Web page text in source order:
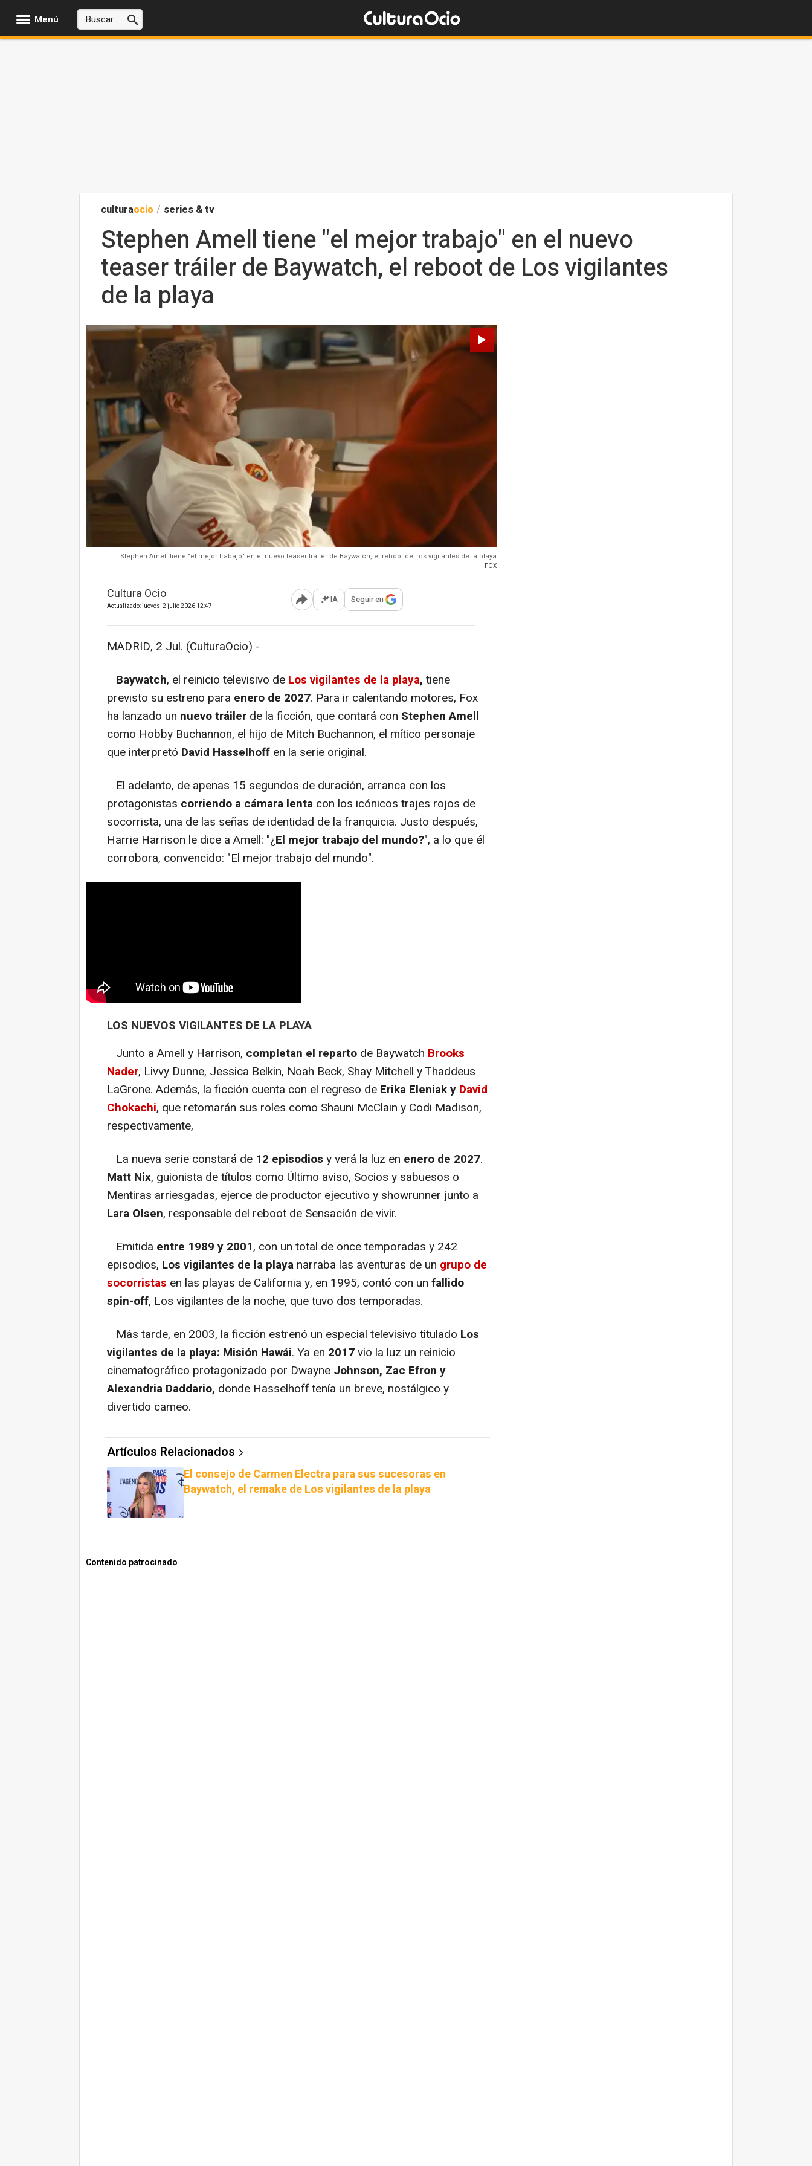
Menú
culturaocio / series & tv
Stephen Amell tiene "el mejor trabajo" en el nuevo
teaser tráiler de Baywatch, el reboot de Los vigilantes
de la playa
Stephen Amell tiene "el mejor trabajo" en el nuevo teaser tráiler de Baywatch, el reboot de Los vigilantes de la playa
- FOX
Cultura Ocio
Actualizado: jueves, 2 julio 2026 12:47 Abrir opciones para compartir
IA Seguir en
MADRID, 2 Jul. (CulturaOcio) -
Baywatch, el reinicio televisivo de Los vigilantes de la playa, tiene
previsto su estreno para enero de 2027. Para ir calentando motores, Fox
ha lanzado un nuevo tráiler de la ficción, que contará con Stephen Amell
como Hobby Buchannon, el hijo de Mitch Buchannon, el mítico personaje
que interpretó David Hasselhoff en la serie original.
El adelanto, de apenas 15 segundos de duración, arranca con los
protagonistas corriendo a cámara lenta con los icónicos trajes rojos de
socorrista, una de las señas de identidad de la franquicia. Justo después,
Harrie Harrison le dice a Amell: "¿El mejor trabajo del mundo?", a lo que él
corrobora, convencido: "El mejor trabajo del mundo".
LOS NUEVOS VIGILANTES DE LA PLAYA
Junto a Amell y Harrison, completan el reparto de Baywatch Brooks
Nader, Livvy Dunne, Jessica Belkin, Noah Beck, Shay Mitchell y Thaddeus
LaGrone. Además, la ficción cuenta con el regreso de Erika Eleniak y David
Chokachi, que retomarán sus roles como Shauni McClain y Codi Madison,
respectivamente,
La nueva serie constará de 12 episodios y verá la luz en enero de 2027.
Matt Nix, guionista de títulos como Último aviso, Socios y sabuesos o
Mentiras arriesgadas, ejerce de productor ejecutivo y showrunner junto a
Lara Olsen, responsable del reboot de Sensación de vivir.
Emitida entre 1989 y 2001, con un total de once temporadas y 242
episodios, Los vigilantes de la playa narraba las aventuras de un grupo de
socorristas en las playas de California y, en 1995, contó con un fallido
spin-off, Los vigilantes de la noche, que tuvo dos temporadas.
Más tarde, en 2003, la ficción estrenó un especial televisivo titulado Los
vigilantes de la playa: Misión Hawái. Ya en 2017vio la luz un reinicio
cinematográfico protagonizado por Dwayne Johnson, Zac Efron y
Alexandria Daddario, donde Hasselhoff tenía un breve, nostálgico y
divertido cameo.
Artículos Relacionados
El consejo de Carmen Electra para sus sucesoras en
Baywatch, el remake de Los vigilantes de la playa
Contenido patrocinado